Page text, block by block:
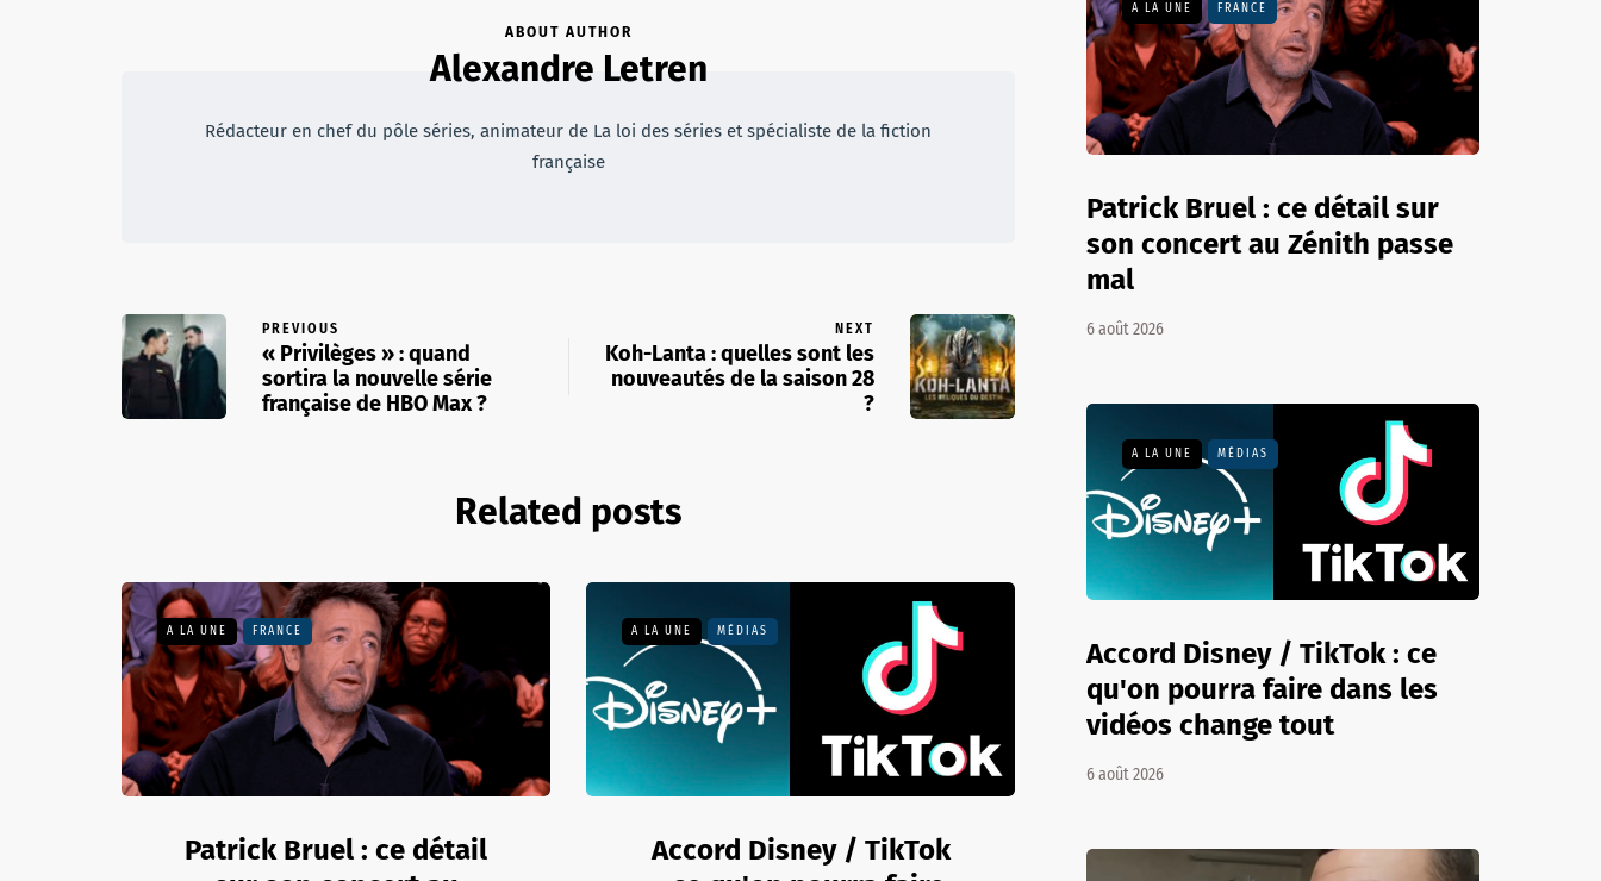
ABOUT AUTHOR
Alexandre Letren
Rédacteur en chef du pôle séries, animateur de La loi des séries et spécialiste de la fiction
française
PREVIOUS
« Privilèges » : quand
sortira la nouvelle série
française de HBO Max ?
NEXT
Koh-Lanta : quelles sont les
nouveautés de la saison 28
?
Related posts
A LA UNE FRANCE
Patrick Bruel : ce détail
A LA UNE MÉDIAS
Accord Disney / TikTok
A LA UNE FRANCE
Patrick Bruel : ce détail sur
son concert au Zénith passe
mal
6 août 2026
A LA UNE MÉDIAS
Accord Disney / TikTok : ce
qu'on pourra faire dans les
vidéos change tout
6 août 2026